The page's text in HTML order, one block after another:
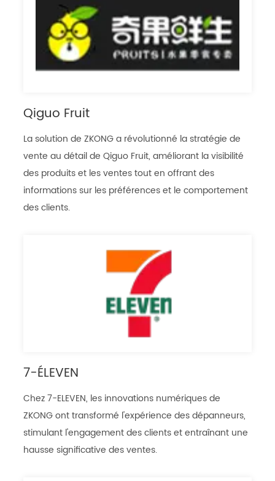
Qiguo Fruit
La solution de ZKONG a révolutionné la stratégie de
vente au détail de Qiguo Fruit, améliorant la visibilité
des produits et les ventes tout en offrant des
informations sur les préférences et le comportement
des clients.
7-ÉLEVEN
Chez 7-ELEVEN, les innovations numériques de
ZKONG ont transformé l'expérience des dépanneurs,
stimulant l'engagement des clients et entraînant une
hausse significative des ventes.